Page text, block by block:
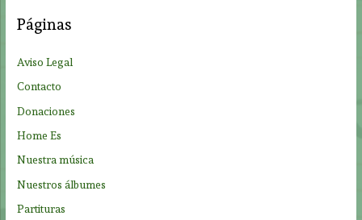
r
:
Páginas
Aviso Legal
Contacto
Donaciones
Home Es
Nuestra música
Nuestros álbumes
Partituras